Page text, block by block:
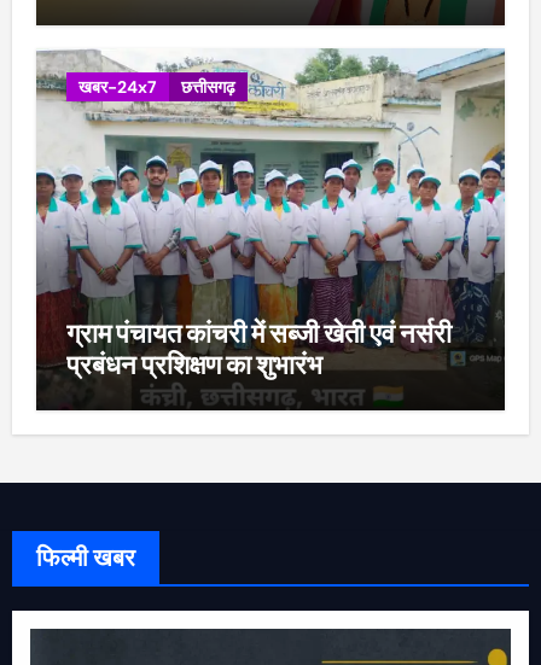
खबर-24x7 छत्तीसगढ़
ग्राम पंचायत कांचरी में सब्जी खेती एवं नर्सरी
प्रबंधन प्रशिक्षण का शुभारंभ
फिल्मी खबर